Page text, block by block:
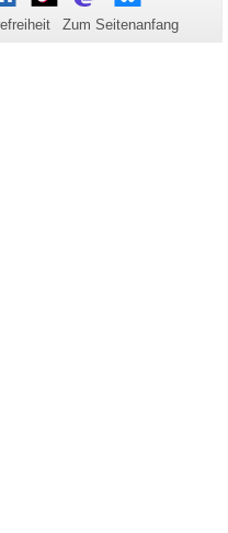
Zum Seitenanfang